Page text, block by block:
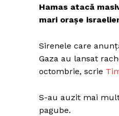
Hamas atacă
mari orașe
Sirenele care
Gaza au lansat
octombrie, scrie
S-au auzit mai
pagube.